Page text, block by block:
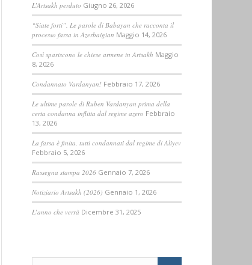
L’Artsakh perduto Giugno 26, 2026
“Siate forti”. Le parole di Babayan che racconta il
processo farsa in Azerbaigian Maggio 14, 2026
Così spariscono le chiese armene in Artsakh Maggio
8, 2026
Condannato Vardanyan! Febbraio 17, 2026
Le ultime parole di Ruben Vardanyan prima della
certa condanna inflitta dal regime azero Febbraio
13, 2026
La farsa è finita, tutti condannati dal regime di Aliyev
Febbraio 5, 2026
Rassegna stampa 2026 Gennaio 7, 2026
Notiziario Artsakh (2026) Gennaio 1, 2026
L’anno che verrà Dicembre 31, 2025